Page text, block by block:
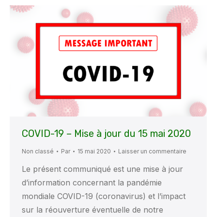
COVID-19 – Mise à jour du 15 mai 2020
Non classé Par 15 mai 2020 Laisser un commentaire
Le présent communiqué est une mise à jour
d’information concernant la pandémie
mondiale COVID-19 (coronavirus) et l’impact
sur la réouverture éventuelle de notre